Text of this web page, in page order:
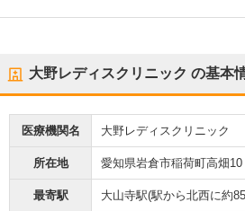
大野レディスクリニック の基本
医療機関名 大野レディスクリニック
所在地 愛知県岩倉市稲荷町高畑10
最寄駅 大山寺駅(駅から北西に約